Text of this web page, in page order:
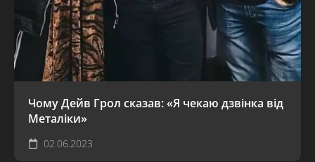
Чому Дейв Грол сказав: «Я чекаю дзвінка від
Металіки»
02.06.2023